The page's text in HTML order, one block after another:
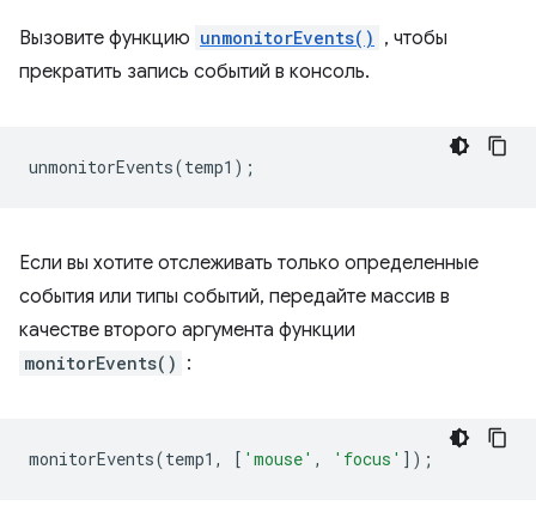
Вызовите функцию unmonitorEvents() , чтобы
прекратить запись событий в консоль.
unmonitorEvents(temp1 );
Если вы хотите отслеживать только определенные
события или типы событий, передайте массив в
качестве второго аргумента функции
monitorEvents() :
monitorEvents(temp1 , [ 'mouse' , 'focus' ]);